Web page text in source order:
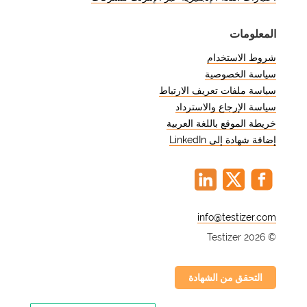
المعلومات
شروط الاستخدام
سياسة الخصوصية
سياسة ملفات تعريف الارتباط
سياسة الإرجاع والاسترداد
خريطة الموقع باللغة العربية
إضافة شهادة إلى LinkedIn
@
© Testizer 2026
التحقق من الشهادة